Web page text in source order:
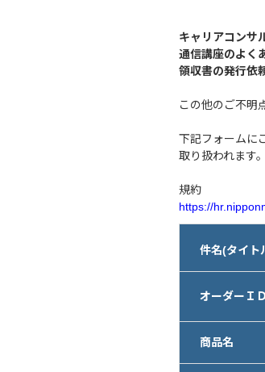
キャリアコンサ
通信講座のよく
領収書の発行依
この他のご不明
下記フォームに
取り扱われます
規約
https://
件名(タイト
オーダーＩＤ
商品名